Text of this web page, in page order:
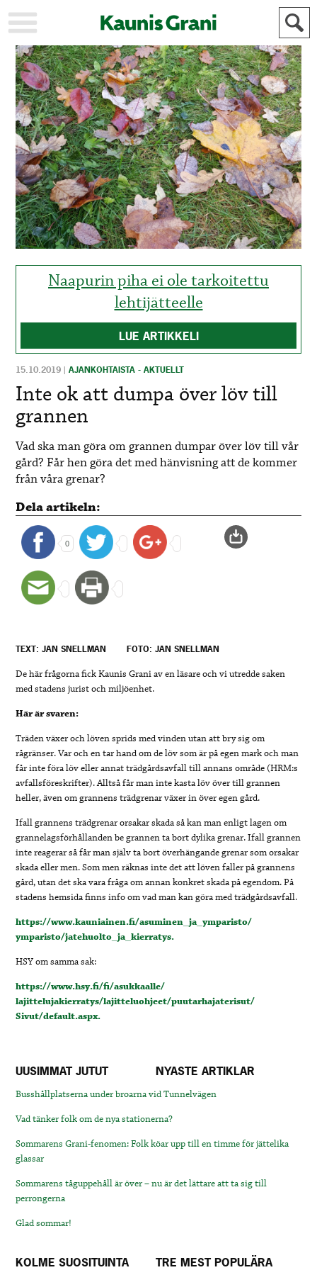
KAUPUNKI
STADEN
AJANKOHTAISTA
AKTUELLT
URHEILU
IDROTT
KULTTUURI
KULTUR
HISTORIA
HISTORIA
YLEINEN
ALLMÄN
MAINOSTAJILLE
FÖR
ANNONSÖRER
Naapurin piha ei ole tarkoitettu
lehtijätteelle
LUE ARTIKKELI
15.10.2019 |AJANKOHTAISTA - AKTUELLT
Inte ok att dumpa över löv till
grannen
Vad ska man göra om grannen dumpar över löv till vår
gård? Får hen göra det med hänvisning att de kommer
från våra grenar?
Dela artikeln:
0
TEXT: JAN SNELLMAN FOTO: JAN SNELLMAN
De här frågorna fick Kaunis Grani av en läsare och vi utredde saken
med stadens jurist och miljöenhet.
Här är svaren:
Träden växer och löven sprids med vinden utan att bry sig om
rågränser. Var och en tar hand om de löv som är på egen mark och man
får inte föra löv eller annat trädgårdsavfall till annans område (HRM:s
avfallsföreskrifter). Alltså får man inte kasta löv över till grannen
heller, även om grannens trädgrenar växer in över egen gård.
Ifall grannens trädgrenar orsakar skada så kan man enligt lagen om
grannelagsförhållanden be grannen ta bort dylika grenar. Ifall grannen
inte reagerar så får man själv ta bort överhängande grenar som orsakar
skada eller men. Som men räknas inte det att löven faller på grannens
gård, utan det ska vara fråga om annan konkret skada på egendom. På
stadens hemsida finns info om vad man kan göra med trädgårdsavfall.
https://www.kauniainen.fi/asuminen_ja_ymparisto/
ymparisto/jatehuolto_ja_kierratys.
HSY om samma sak:
https://www.hsy.fi/fi/asukkaalle/
lajittelujakierratys/lajitteluohjeet/puutarhajaterisut/
Sivut/default.aspx.
UUSIMMAT JUTUT NYASTE ARTIKLAR
Busshållplatserna under broarna vid Tunnelvägen
Vad tänker folk om de nya stationerna?
Sommarens Grani-fenomen: Folk köar upp till en timme för jättelika
glassar
Sommarens tåguppehåll är över – nu är det lättare att ta sig till
perrongerna
Glad sommar!
KOLME SUOSITUINTA TRE MEST POPULÄRA